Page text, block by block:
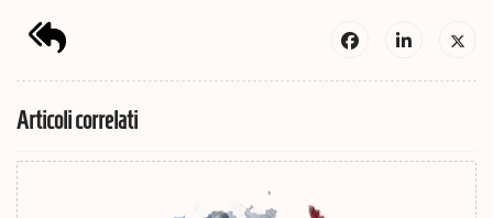
Articoli correlati